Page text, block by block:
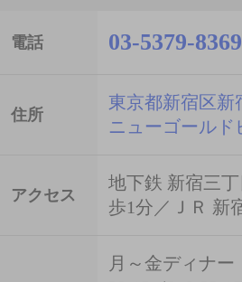
電話 03-5379-8369
住所
東京都新宿区新
ニューゴールド
アクセス
地下鉄 新宿三
歩1分／ＪＲ 新
月～金ディナ